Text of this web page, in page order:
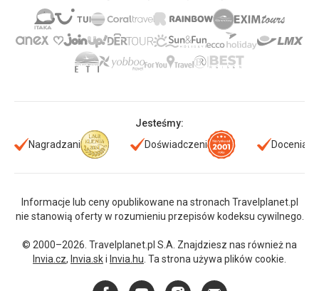
Jesteśmy:
Nagradzani
Doświadczeni Doceniani
Informacje lub ceny opublikowane na stronach Travelplanet.pl
nie stanowią oferty w rozumieniu przepisów kodeksu cywilnego.
© 2000–2026. Travelplanet.pl S.A. Znajdziesz nas również na
Invia.cz, Invia.ski Invia.hu . Ta strona używa plików cookie.